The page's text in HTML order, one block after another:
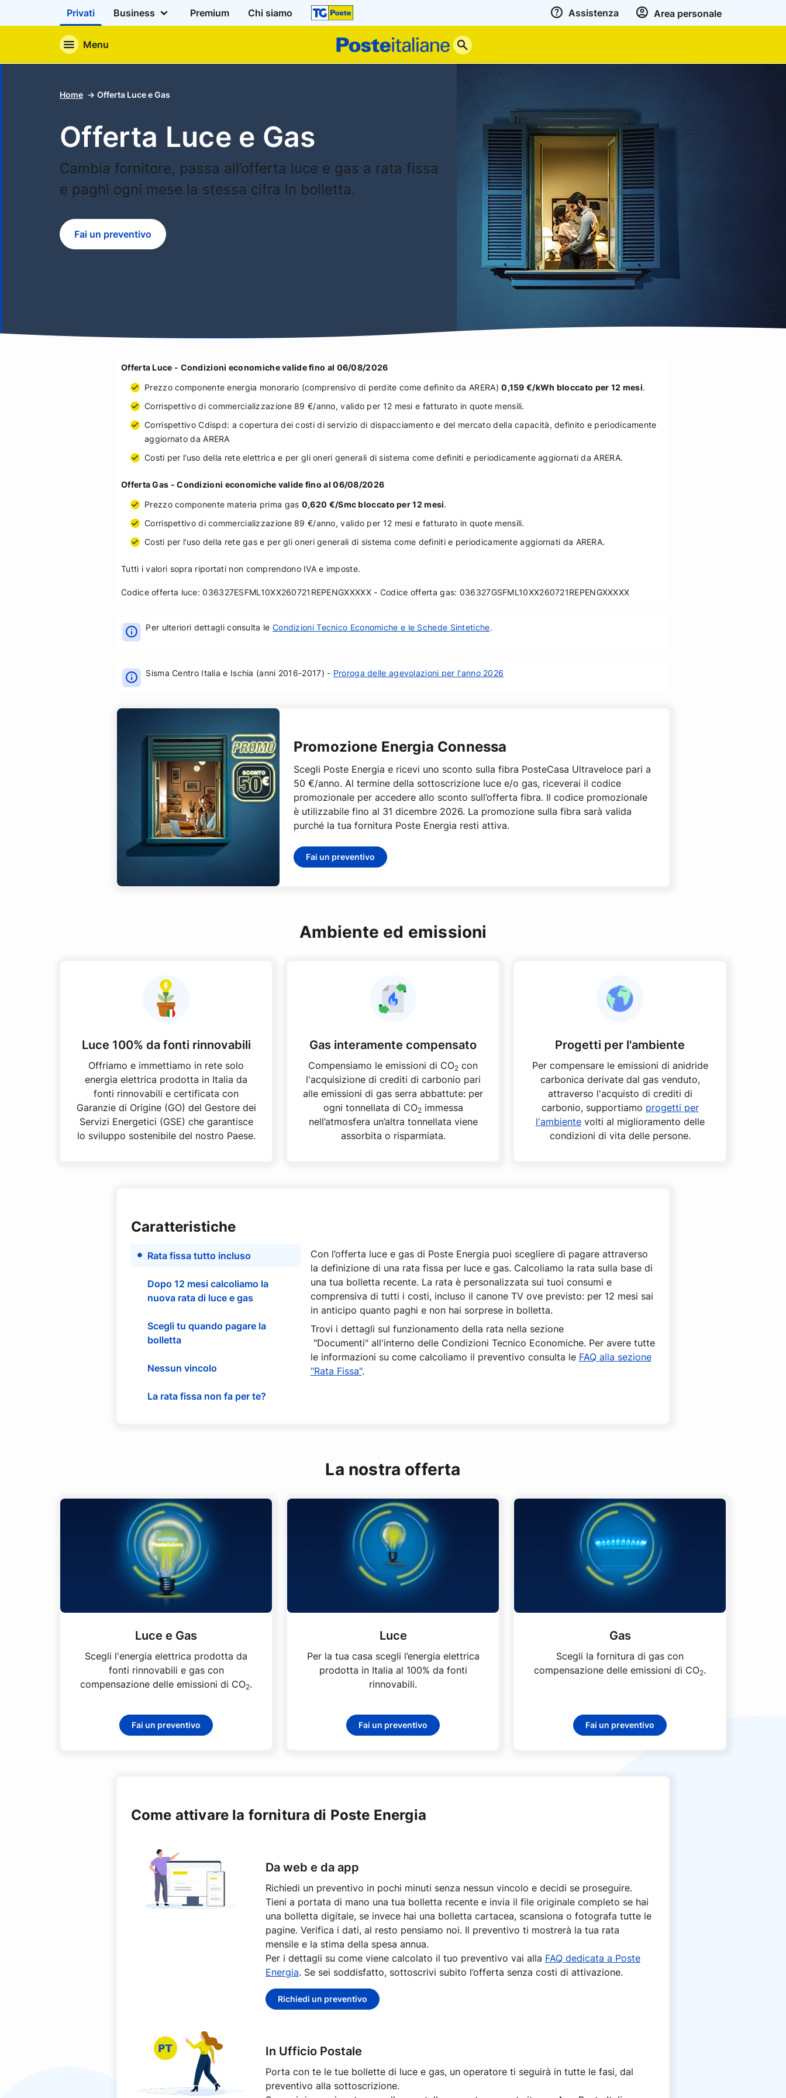
Privati Business Premium Chi siamo Assistenza Area personale
Menu
Poste
Italiane
Home Offerta Luce e Gas
Offerta Luce e Gas
Cambia fornitore, passa all’offerta luce e gas a rata fissa
e paghi ogni mese la stessa cifra in bolletta.
Fai un preventivo
Offerta Luce - Condizioni economiche valide fino al 06/08/2026
Prezzo componente energia monorario (comprensivo di perdite come definito da ARERA)0,159 €/kWh bloccato per 12 mesi.
Corrispettivo di commercializzazione 89 €/anno, valido per 12 mesi e fatturato in quote mensili.
Corrispettivo Cdispd: a copertura dei costi di servizio di dispacciamento e del mercato della capacità, definito e periodicamente
aggiornato da ARERA
Costi per l’uso della rete elettrica e per gli oneri generali di sistema come definiti e periodicamente aggiornati da ARERA.
Offerta Gas - Condizioni economiche valide fino al 06/08/2026
Prezzo componente materia prima gas 0,620 €/Smc bloccato per 12 mesi.
Corrispettivo di commercializzazione 89 €/anno, valido per 12 mesi e fatturato in quote mensili.
Costi per l’uso della rete gas e per gli oneri generali di sistema come definiti e periodicamente aggiornati da ARERA.
Tutti i valori sopra riportati non comprendono IVA e imposte.
Codice offerta luce: 036327ESFML10XX260721REPENGXXXXX - Codice offerta gas: 036327GSFML10XX260721REPENGXXXXX
Per ulteriori dettagli consulta le Condizioni Tecnico Economiche e le Schede Sintetiche.
Sisma Centro Italia e Ischia (anni 2016-2017) - Proroga delle agevolazioni per l'anno 2026
Promozione Energia Connessa
Scegli Poste Energia e ricevi uno sconto sulla fibra PosteCasa Ultraveloce pari a
50 €/anno. Al termine della sottoscrizione luce e/o gas, riceverai il codice
promozionale per accedere allo sconto sull’offerta fibra. Il codice promozionale
è utilizzabile fino al 31 dicembre 2026. La promozione sulla fibra sarà valida
purché la tua fornitura Poste Energia resti attiva.
Fai un preventivo
Ambiente ed emissioni
Luce 100% da fonti rinnovabili
Offriamo e immettiamo in rete solo
energia elettrica prodotta in Italia da
fonti rinnovabili e certificata con
Garanzie di Origine (GO) del Gestore dei
Servizi Energetici (GSE) che garantisce
lo sviluppo sostenibile del nostro Paese.
Gas interamente compensato
Compensiamo le emissioni di CO2 con
l'acquisizione di crediti di carbonio pari
alle emissioni di gas serra abbattute: per
ogni tonnellata di CO2immessa
nell’atmosfera un’altra tonnellata viene
assorbita o risparmiata.
Progetti per l'ambiente
Per compensare le emissioni di anidride
carbonica derivate dal gas venduto,
attraverso l'acquisto di crediti di
carbonio, supportiamo progetti per
l'ambientevolti al miglioramento delle
condizioni di vita delle persone.
Caratteristiche
Rata fissa tutto incluso
Dopo 12 mesi calcoliamo la
nuova rata di luce e gas
Scegli tu quando pagare la
bolletta
Nessun vincolo
La rata fissa non fa per te?
Con l’offerta luce e gas di Poste Energia puoi scegliere di pagare attraverso
la definizione di una rata fissa per luce e gas. Calcoliamo la rata sulla base di
una tua bolletta recente. La rata è personalizzata sui tuoi consumi e
comprensiva di tutti i costi, incluso il canone TV ove previsto: per 12 mesi sai
in anticipo quanto paghi e non hai sorprese in bolletta.
Trovi i dettagli sul funzionamento della rata nella sezione
"Documenti" all'interno delle Condizioni Tecnico Economiche. Per avere tutte
le informazioni su come calcoliamo il preventivo consulta le FAQ alla sezione
"Rata Fissa".
La nostra offerta
Luce e Gas
Scegli l'energia elettrica prodotta da
fonti rinnovabili e gas con
compensazione delle emissioni di CO2.
Fai un preventivo
Luce
Per la tua casa scegli l’energia elettrica
prodotta in Italia al 100% da fonti
rinnovabili.
Fai un preventivo
Gas
Scegli la fornitura di gas con
compensazione delle emissioni di CO2.
Fai un preventivo
Come attivare la fornitura di Poste Energia
Da web e da app
Richiedi un preventivo in pochi minuti senza nessun vincolo e decidi se proseguire.
Tieni a portata di mano una tua bolletta recente e invia il file originale completo se hai
una bolletta digitale, se invece hai una bolletta cartacea, scansiona o fotografa tutte le
pagine. Verifica i dati, al resto pensiamo noi. Il preventivo ti mostrerà la tua rata
mensile e la stima della spesa annua.
Per i dettagli su come viene calcolato il tuo preventivo vai alla FAQ dedicata a Poste
Energia. Se sei soddisfatto, sottoscrivi subito l’offerta senza costi di attivazione.
Richiedi un preventivo
In Ufficio Postale
Porta con te le tue bollette di luce e gas, un operatore ti seguirà in tutte le fasi, dal
preventivo alla sottoscrizione.